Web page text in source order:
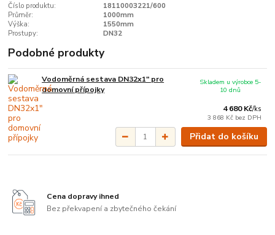
Číslo produktu:
18110003221/600
Průměr:
1000mm
Výška:
1550mm
Prostupy:
DN32
Podobné produkty
Vodoměrná sestava DN32x1" pro
domovní přípojky
4 680 Kč/ks
3 868 Kč bez DPH
Skladem u výrobce 5-
10 dnů
Přidat do košíku
Cena dopravy ihned
Bez překvapení a zbytečného čekání